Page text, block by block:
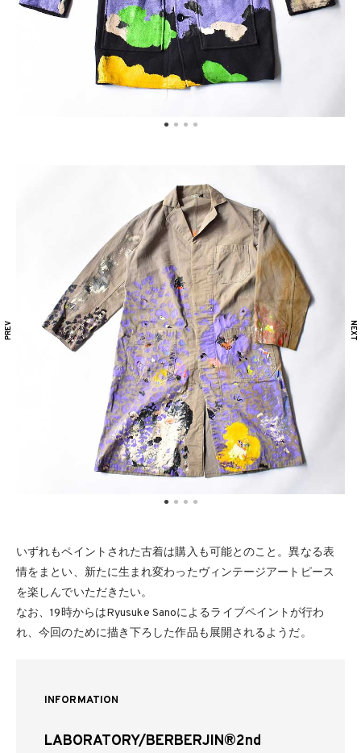
いずれもペイントされた古着は購入も可能とのこと。異なる表
情をまとい、新たに生まれ変わったヴィンテージアートピース
を楽しんでいただきたい。
なお、19時からはRyusuke Sanoによるライブペイントが行わ
れ、今回のために描き下ろした作品も展開されるようだ。
INFORMATION
LABORATORY/BERBERJIN®️2nd